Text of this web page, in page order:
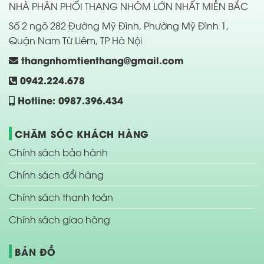
NHÀ PHÂN PHỐI THANG NHÔM LỚN NHẤT MIỀN BẮC
Số 2 ngõ 282 Đường Mỹ Đình, Phường Mỹ Đình 1,
Quận Nam Từ Liêm, TP Hà Nội
thangnhomtienthang@gmail.com
0942.224.678
Hotline: 0987.396.434
CHĂM SÓC KHÁCH HÀNG
Chính sách bảo hành
Chính sách đổi hàng
Chính sách thanh toán
Chính sách giao hàng
BẢN ĐỒ